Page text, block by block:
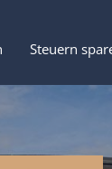
Steuern